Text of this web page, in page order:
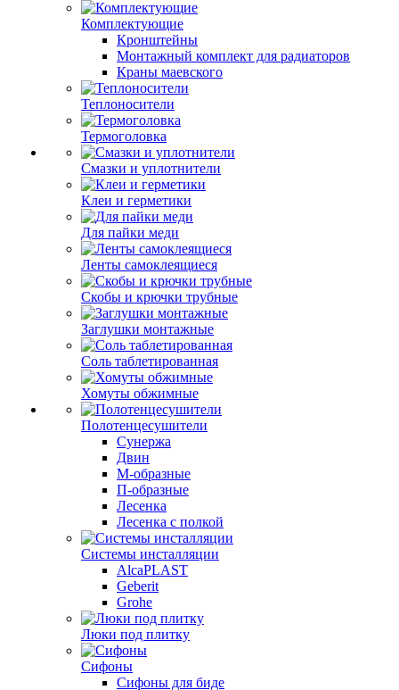
Комплектующие
Кронштейны
Монтажный комплект для радиаторов
Краны маевского
Теплоносители
Термоголовка
Смазки и уплотнители
Клеи и герметики
Для пайки меди
Ленты самоклеящиеся
Скобы и крючки трубные
Заглушки монтажные
Соль таблетированная
Хомуты обжимные
Полотенцесушители
Сунержа
Двин
М-образные
П-образные
Лесенка
Лесенка с полкой
Системы инсталляции
AlcaPLAST
Geberit
Grohe
Люки под плитку
Сифоны
Сифoны для биде